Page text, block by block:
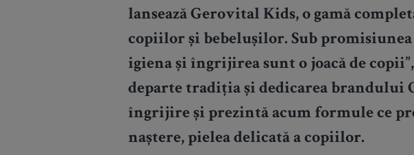
lansează Gerovital Kids, o gamă
copiilor și bebelușilor. Sub
igiena și îngrijirea sunt o joacă de
departe tradiția și dedicarea brandului
îngrijire și prezintă acum formule ce
naștere, pielea delicată a copiilor.